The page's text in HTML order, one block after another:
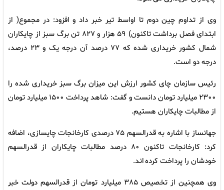
وی از تداوم چین دوم تا اواسط تیر خبر داد و افزود: در مجموع( از
ابتدای فصل برداشت تاکنون) ۵۹ هزار و ۸۲۷ تن برگ سبز از چایکاران
شمال کشور خریداری شده که ۷۷ درصد آن درجه یک و ۲۳ درصد،
درجه دو است.
رئیس سازمان چای کشور ارزش این میزان برگ سبز خریداری شده را
۲۳۰۰ میلیارد تومان دانست و گفت: شاهد پرداخت ۱۵۰۰ میلیارد تومان
از مطالبات چایکاران هستیم.
جهانساز با اشاره به قدرالسهم ۷۵ درصدی کارخانجات چایسازی، اضافه
کرد: کارخانجات تاکنون ۸۰ درصد مطالبات چایکاران از قدرالسهم
خودشان را پرداخت کرده اند.
وی همچنین از تخصیص ۳۸۵ میلیارد تومان از قدرالسهم دولت خبر